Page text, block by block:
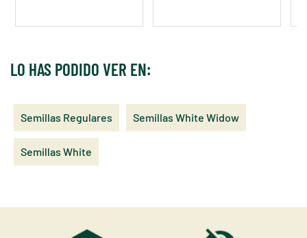
LO HAS PODIDO VER EN:
Semillas Regulares Semillas White Widow
Semillas White